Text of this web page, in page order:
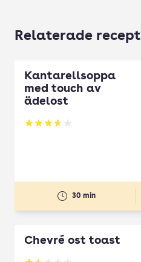
Relaterade recept
Kantarellsoppa
med touch av
ädelost
Betyg: 3.62 av 5
30 min
Chevré ost toast